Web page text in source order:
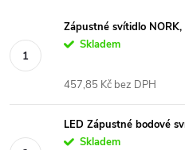
Zápustné svítidlo
Skladem
457,85 Kč bez DPH
LED Zápustné bodové
Skladem